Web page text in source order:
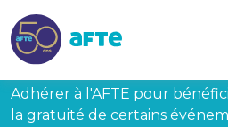
Adhérer à l'AFTE pour
la gratuité de certains